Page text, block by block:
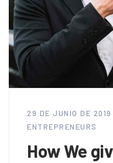
29 DE JUNIO DE 2019
ENTREPRENEURS
How We